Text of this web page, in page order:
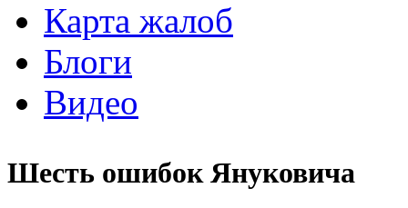
Карта жалоб
Блоги
Видео
Шесть ошибок Януковича